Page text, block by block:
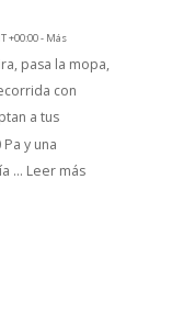
+00:00 - Más
pasa la mopa,
con
a tus
y una
... Leer más